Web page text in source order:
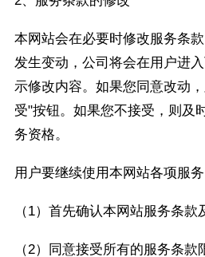
本网站会在必要时修改服务条
发生变动，公司将会在用户进
示修改内容。如果您同意改动
受"按钮。如果您不接受，则及
务资格。
用户要继续使用本网站各项服
（1）首先确认本网站服务条款
（2）同意接受所有的服务条款